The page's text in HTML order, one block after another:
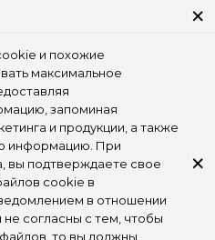
×
и похожие
максимальное
запоминая
и продукции, а также
информацию. При
вы подтверждаете свое
cookie в
в отношении
согласны с тем, чтобы
то вы должны
×